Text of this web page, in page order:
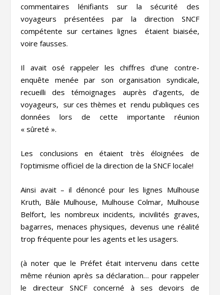
commentaires lénifiants sur la sécurité des
voyageurs présentées par la direction SNCF
compétente sur certaines lignes étaient biaisée,
voire fausses.
Il avait osé rappeler les chiffres d’une contre-
enquête menée par son organisation syndicale,
recueilli des témoignages auprès d’agents, de
voyageurs, sur ces thèmes et rendu publiques ces
données lors de cette importante réunion
« sûreté ».
Les conclusions en étaient très éloignées de
l’optimisme officiel de la direction de la SNCF locale!
Ainsi avait – il dénoncé pour les lignes Mulhouse
Kruth, Bâle Mulhouse, Mulhouse Colmar, Mulhouse
Belfort, les nombreux incidents, incivilités graves,
bagarres, menaces physiques, devenus une réalité
trop fréquente pour les agents et les usagers.
(à noter que le Préfet était intervenu dans cette
même réunion après sa déclaration… pour rappeler
le directeur SNCF concerné à ses devoirs de